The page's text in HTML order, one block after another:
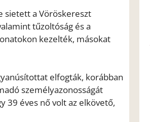
sietett a Vöröskereszt
tűzoltóság és a
kezelték, másokat
elfogták, korábban
személyazonosságát
39 éves nő volt az elkövető,